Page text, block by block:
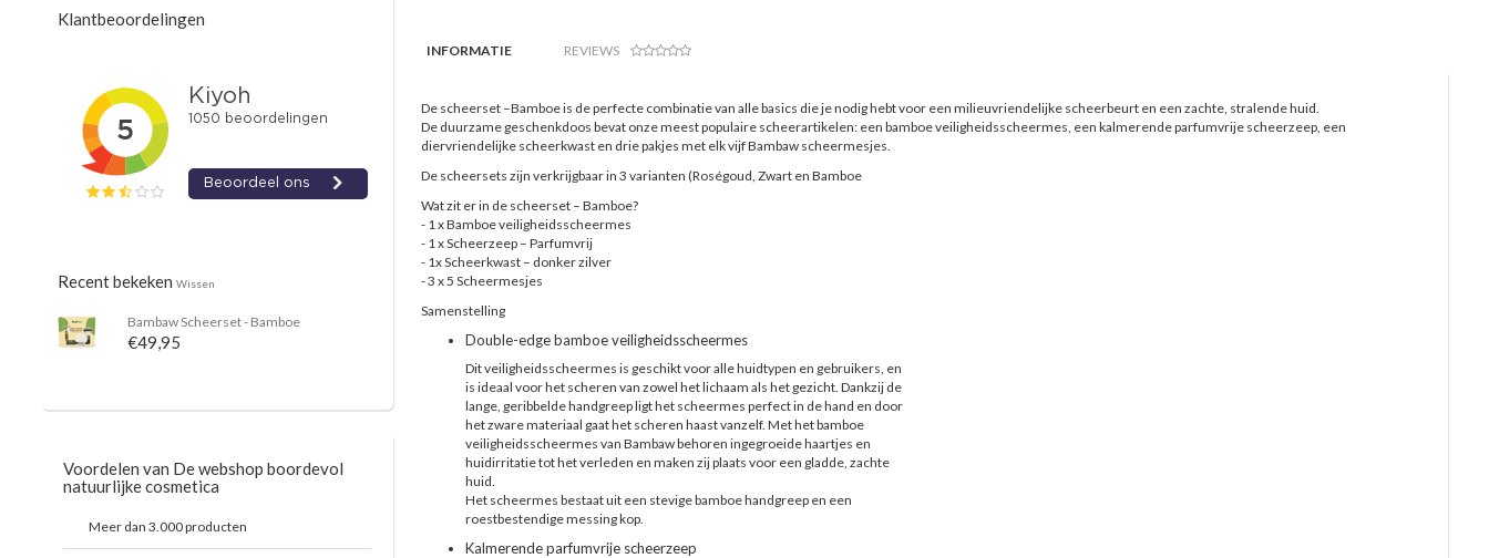
Klantbeoordelingen
Recent bekeken Wissen
BambawScheerset - Bamboe
€49,95
Voordelen van De webshop boordevol
natuurlijke cosmetica
Meer dan 3.000 producten
INFORMATIE REVIEWS
De scheerset –Bamboe is de perfecte combinatie van alle basics die je nodig hebt voor een milieuvriendelijke scheerbeurt en een zachte, stralende huid.
De duurzame geschenkdoos bevat onze meest populaire scheerartikelen: een bamboe veiligheidsscheermes, een kalmerende parfumvrije scheerzeep, een
diervriendelijke scheerkwast en drie pakjes met elk vijf Bambaw scheermesjes.
De scheersets zijn verkrijgbaar in 3 varianten (Roségoud, Zwart en Bamboe
Wat zit er in de scheerset – Bamboe?
- 1 x Bamboe veiligheidsscheermes
- 1 x Scheerzeep – Parfumvrij
- 1x Scheerkwast – donker zilver
- 3 x 5 Scheermesjes
Samenstelling
Double-edge bamboe veiligheidsscheermes
Dit veiligheidsscheermes is geschikt voor alle huidtypen en gebruikers, en
is ideaal voor het scheren van zowel het lichaam als het gezicht. Dankzij de
lange, geribbelde handgreep ligt het scheermes perfect in de hand en door
het zware materiaal gaat het scheren haast vanzelf. Met het bamboe
veiligheidsscheermes van Bambaw behoren ingegroeide haartjes en
huidirritatie tot het verleden en maken zij plaats voor een gladde, zachte
huid.
Het scheermes bestaat uit een stevige bamboe handgreep en een
roestbestendige messing kop.
Kalmerende parfumvrije scheerzeep